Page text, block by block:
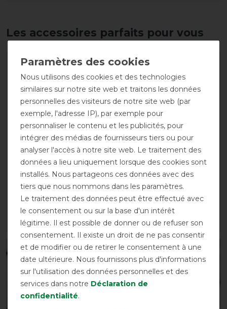
Les accessoires parfaits pour vous
-10%
Back on Track Protège-
croix Air étroit
avant 77,90 €
LISTE DE SOUHAITS
-10%
Guêtres de travail Back
on Track Airflow
avant 99,90 €
LISTE DE SOUHAITS
-10% -10%
Nous utilisons des cookies et des technologies
similaires sur notre site web et traitons les données
personnelles des visiteurs de notre site web (par
exemple, l'adresse IP), par exemple pour
personnaliser le contenu et les publicités, pour
intégrer des médias de fournisseurs tiers ou pour
analyser l'accès à notre site web. Le traitement des
données a lieu uniquement lorsque des cookies sont
installés. Nous partageons ces données avec des
tiers que nous nommons dans les paramètres.
Le traitement des données peut être effectué avec
le consentement ou sur la base d'un intérêt
légitime. Il est possible de donner ou de refuser son
consentement. Il existe un droit de ne pas consentir
et de modifier ou de retirer le consentement à une
date ultérieure. Nous fournissons plus d'informations
sur l'utilisation des données personnelles et des
services dans notre Déclaration de
confidentialité.